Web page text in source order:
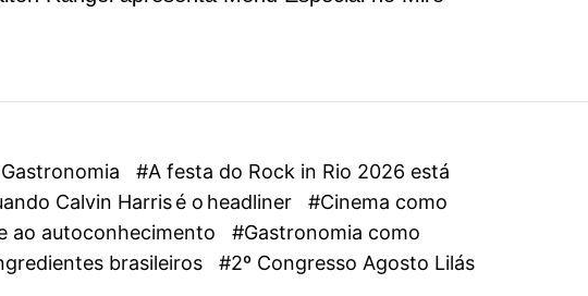
o
#A festa do Rock in Rio 2026 está
Calvin Harris é o headliner
#Cinema como
ao autoconhecimento
#Gastronomia como
brasileiros
#2º Congresso Agosto Lilás